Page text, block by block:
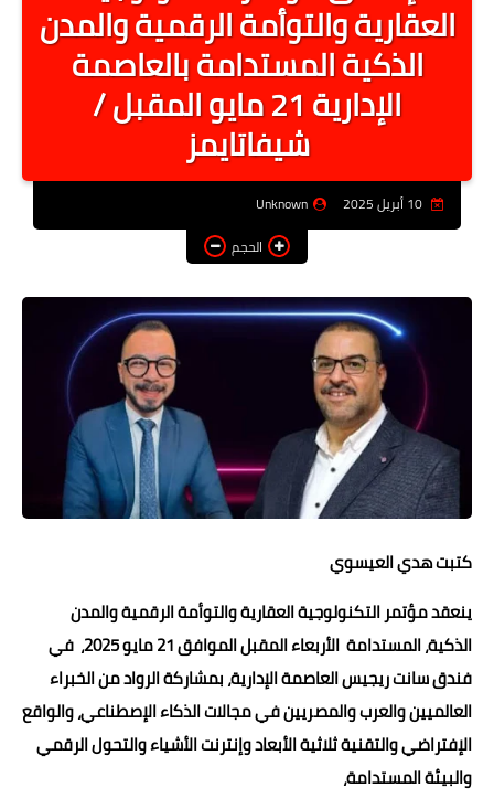
أخبار الرياصة
الطب البديل
منوعات
خدمات
اخبار فنيه
التعليم
معلومه قانونيه
تكنولوجيا المعلومات
حوادث وقضايا
الصحه والجمال
فن المطبخ
مقالات
العقارية والتوأمة الرقمية والمدن
الذكية المستدامة بالعاصمة
الإدارية 21 مايو المقبل /
شيفاتايمز
10 أبريل 2025
Unknown
الحجم
كتبت هدي العيسوي
ينعقد مؤتمر التكنولوجية العقارية والتوأمة الرقمية والمدن
الذكية، المستدامة الأربعاء المقبل الموافق 21 مايو 2025، في
فندق سانت ريجيس العاصمة الإدارية، بمشاركة الرواد من الخبراء
العالميين والعرب والمصريين في مجالات الذكاء الإصطناعي، والواقع
الإفتراضي والتقنية ثلاثية الأبعاد وإنترنت الأشياء والتحول الرقمي
والبيئة المستدامة،